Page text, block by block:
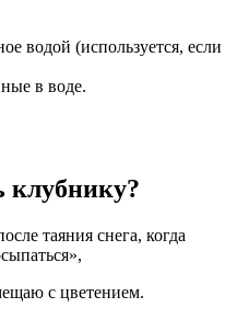
водой (используется, если
в воде.
клубнику?
таяния снега, когда
с цветением.